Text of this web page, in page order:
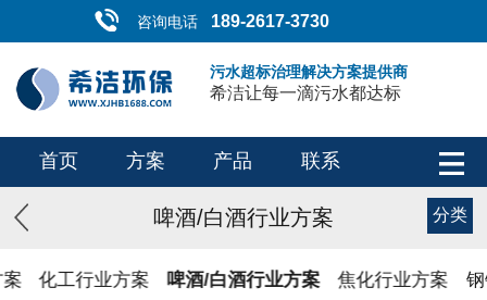
咨询电话 189-2617-3730
污水超标治理解决方案提供商
希洁让每一滴污水都达标
首页 方案 产品 联系
啤酒/白酒行业方案 分类
化工行业方案 啤酒/白酒行业方案 焦化行业方案